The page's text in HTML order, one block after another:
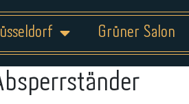
Grüner Salon